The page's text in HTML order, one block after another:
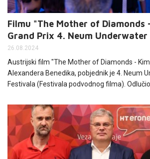
Filmu "The Mother of Diamonds
Grand Prix 4. Neum
26.08.2024
Austrijski film "The Mother of Diamonds -
Alexandera Benedika, pobjednik je 4. Neum
Festivala (Festivala podvodnog filma).
filmova pristiglih iz čak 86 zemalja. HT
podržao ovaj zanimljivi kulturni događaj.